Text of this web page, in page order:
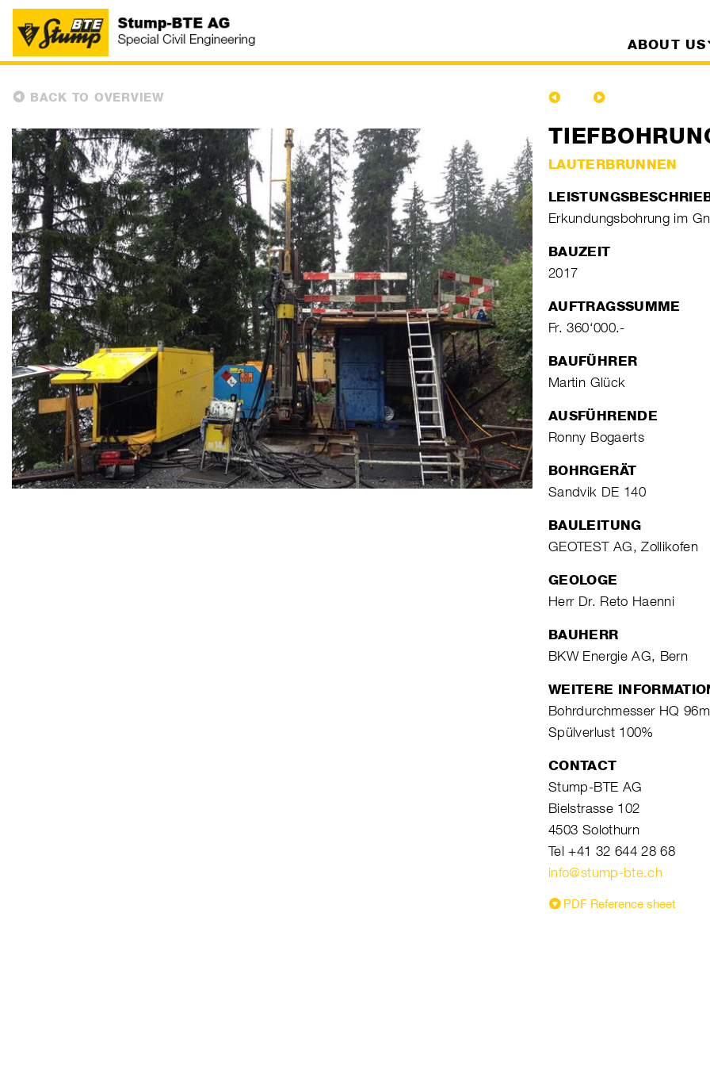
ABOUT US
BACK TO OVERVIEW
LAUTERBRUNNEN
Erkundungsbohrung im
BAUZEIT
2017
AUFTRAGSSUMME
Fr. 360‘000.-
BAUFÜHRER
Martin Glück
AUSFÜHRENDE
Ronny Bogaerts
BOHRGERÄT
Sandvik DE 140
BAULEITUNG
GEOTEST AG, Zollikofen
GEOLOGE
Herr Dr. Reto Haenni
BAUHERR
BKW Energie AG, Bern
WEITERE
Bohrdurchmesser HQ
Spülverlust 100%
CONTACT
Stump-BTE AG
Bielstrasse 102
4503 Solothurn
Tel +41 32 644 28 68
info@stump-bte.ch
PDF Reference sheet